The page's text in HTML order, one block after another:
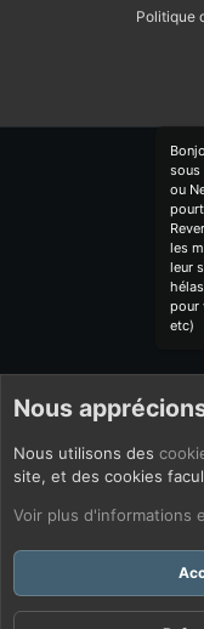
Politique
sous
ou
les
leur
pour
etc)
Nous
Nous utilisons des
site, et des cookies
Voir plus d'informations